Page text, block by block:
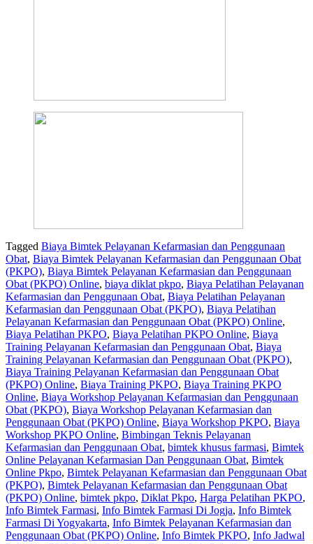
Tagged Biaya Bimtek Pelayanan Kefarmasian dan Penggunaan
Obat, Biaya Bimtek Pelayanan Kefarmasian dan Penggunaan Obat
(PKPO), Biaya Bimtek Pelayanan Kefarmasian dan Penggunaan
Obat (PKPO) Online, biaya diklat pkpo, Biaya Pelatihan Pelayanan
Kefarmasian dan Penggunaan Obat, Biaya Pelatihan Pelayanan
Kefarmasian dan Penggunaan Obat (PKPO), Biaya Pelatihan
Pelayanan Kefarmasian dan Penggunaan Obat (PKPO) Online,
Biaya Pelatihan PKPO, Biaya Pelatihan PKPO Online, Biaya
Training Pelayanan Kefarmasian dan Penggunaan Obat, Biaya
Training Pelayanan Kefarmasian dan Penggunaan Obat (PKPO),
Biaya Training Pelayanan Kefarmasian dan Penggunaan Obat
(PKPO) Online, Biaya Training PKPO, Biaya Training PKPO
Online, Biaya Workshop Pelayanan Kefarmasian dan Penggunaan
Obat (PKPO), Biaya Workshop Pelayanan Kefarmasian dan
Penggunaan Obat (PKPO) Online, Biaya Workshop PKPO, Biaya
Workshop PKPO Online, Bimbingan Teknis Pelayanan
Kefarmasian dan Penggunaan Obat, bimtek khusus farmasi, Bimtek
Online Pelayanan Kefarmasian Dan Penggunaan Obat, Bimtek
Online Pkpo, Bimtek Pelayanan Kefarmasian dan Penggunaan Obat
(PKPO), Bimtek Pelayanan Kefarmasian dan Penggunaan Obat
(PKPO) Online, bimtek pkpo, Diklat Pkpo, Harga Pelatihan PKPO,
Info Bimtek Farmasi, Info Bimtek Farmasi Di Jogja, Info Bimtek
Farmasi Di Yogyakarta, Info Bimtek Pelayanan Kefarmasian dan
Penggunaan Obat (PKPO) Online, Info Bimtek PKPO, Info Jadwal